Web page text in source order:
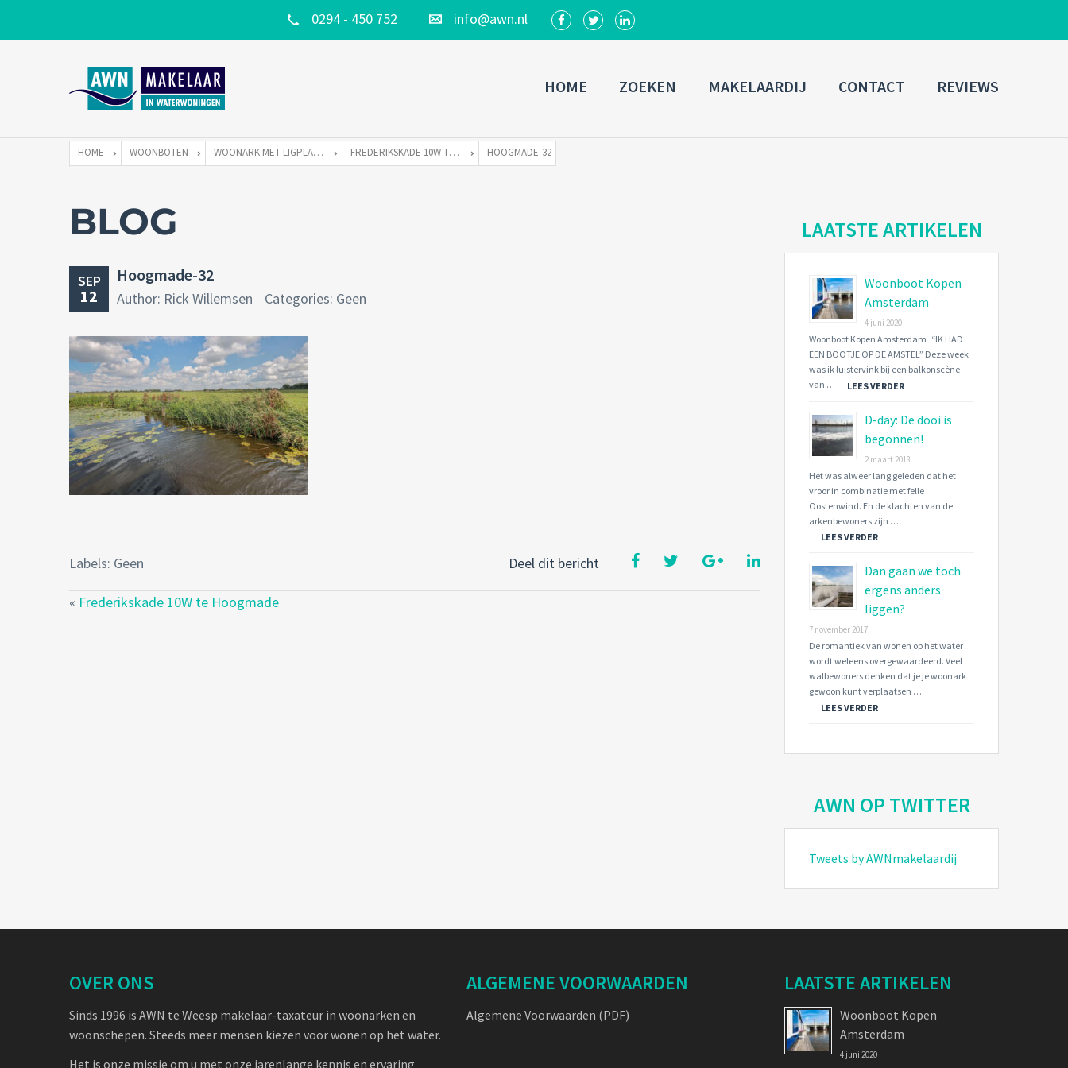
0294 - 450 752 info@awn.nl
Username
Connect with:
Forgot
password? SIGN IN
Remember me
HOME ZOEKEN MAKELAARDIJ CONTACT REVIEWS
HOME WOONBOTEN WOONARK MET LIGPLAATS FREDERIKSKADE 10W TE HOOGMADE HOOGMADE-32
BLOG
SEP
12
Hoogmade-32
Author: Rick Willemsen Categories: Geen
Deel dit bericht
Labels: Geen
« Frederikskade 10W te Hoogmade
LAATSTE ARTIKELEN
Woonboot Kopen
Amsterdam
4 juni 2020
Woonboot Kopen Amsterdam “IK HAD
EEN BOOTJE OP DE AMSTEL” Deze week
was ik luistervink bij een balkonscène
van …
LEES VERDER
D-day: De dooi is
begonnen!
2 maart 2018
Het was alweer lang geleden dat het
vroor in combinatie met felle
Oostenwind. En de klachten van de
arkenbewoners zijn …
LEES VERDER
Dan gaan we toch
ergens anders
liggen?
7 november 2017
De romantiek van wonen op het water
wordt weleens overgewaardeerd. Veel
walbewoners denken dat je je woonark
gewoon kunt verplaatsen …
LEES VERDER
AWN OP TWITTER
Tweets by AWNmakelaardij
OVER ONS
Sinds 1996 is AWN te Weesp makelaar-taxateur in woonarken en
woonschepen. Steeds meer mensen kiezen voor wonen op het water.
Het is onze missie om u met onze jarenlange kennis en ervaring
ALGEMENE VOORWAARDEN
Algemene Voorwaarden (PDF)
LAATSTE ARTIKELEN
Woonboot Kopen
Amsterdam
4 juni 2020